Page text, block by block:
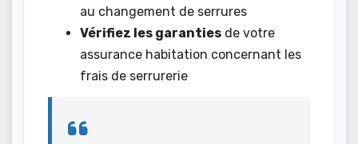
au changement de serrures
Vérifiez les garanties de votre
assurance habitation concernant les
frais de serrurerie